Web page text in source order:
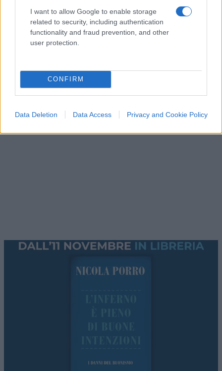
I want to allow Google to enable storage
related to security, including authentication
functionality and fraud prevention, and other
user protection.
CONFIRM
Data Deletion Data Access Privacy and Cookie Policy
ESTERI 15k
Meloni aveva ragione: "I marocchini di Ceuta
sbarcano in Europa col barcone"